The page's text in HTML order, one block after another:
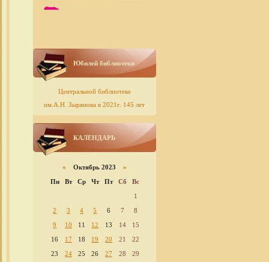
Юбилей библиотеки
Центральной библиотеке
им.А.Н. Зырянова в 2021г. 145 лет
КАЛЕНДАРЬ
« Октябрь 2023»
Пн
Вт Ср Чт Пт Сб
Вс
1
2
3 4 5 6 7
8
9
10 11 12 13 14
15
16
17 18 19 20 21
22
23
24 25 26 27 28
29